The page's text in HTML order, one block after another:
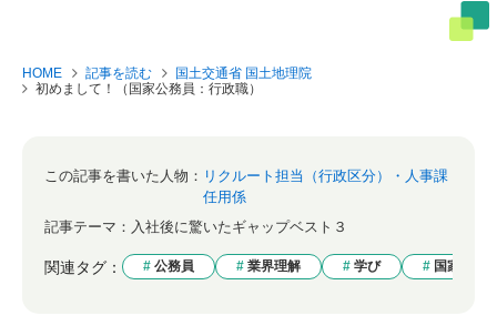
HOME 記事を読む
国土交通省 国土地理院
初めまして！（国家公務員：行政職）
この記事を書いた人物： リクルート担当（行政区分）・人事課
任用係
記事テーマ： 入社後に驚いたギャップベスト３
関連タグ： 公務員 業界理解 学び 国家公務